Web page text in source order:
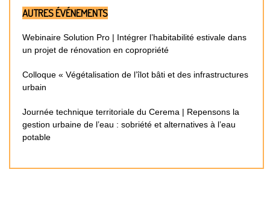
AUTRES ÉVÉNEMENTS
Webinaire Solution Pro | Intégrer l’habitabilité estivale dans
un projet de rénovation en copropriété
Colloque « Végétalisation de l’îlot bâti et des infrastructures
urbain
Journée technique territoriale du Cerema | Repensons la
gestion urbaine de l’eau : sobriété et alternatives à l’eau
potable